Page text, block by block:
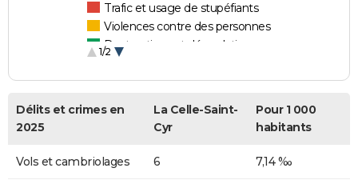
Trafic et usage de stupéfiants
Violences contre des personnes
Destructions et dégradations
1/2
Délits et crimes en
2025
La Celle-Saint-
Cyr
Pour 1 000
habitants
Vols et cambriolages 6 7,14 ‰